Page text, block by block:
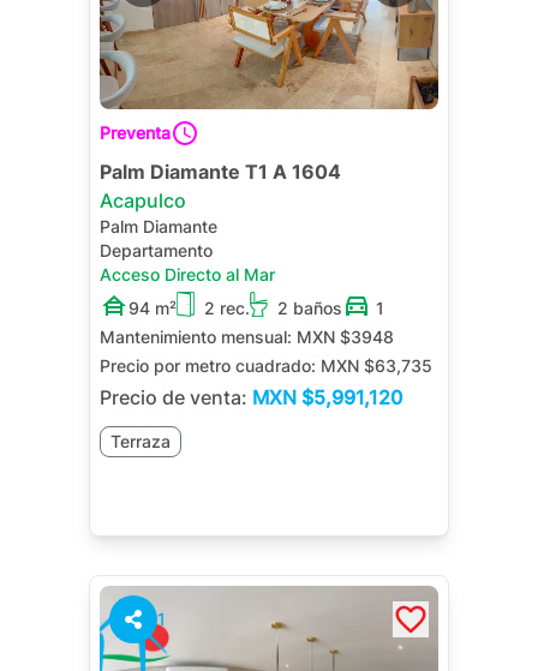
Preventa
Palm Diamante T1 A 1604
Acapulco
Palm Diamante
Departamento
Acceso Directo al Mar
94 m²
2 rec. 2 baños
1
Mantenimiento mensual: MXN $3948
Precio por metro cuadrado: MXN $63,735
Precio de venta: MXN $5,991,120
Terraza
1